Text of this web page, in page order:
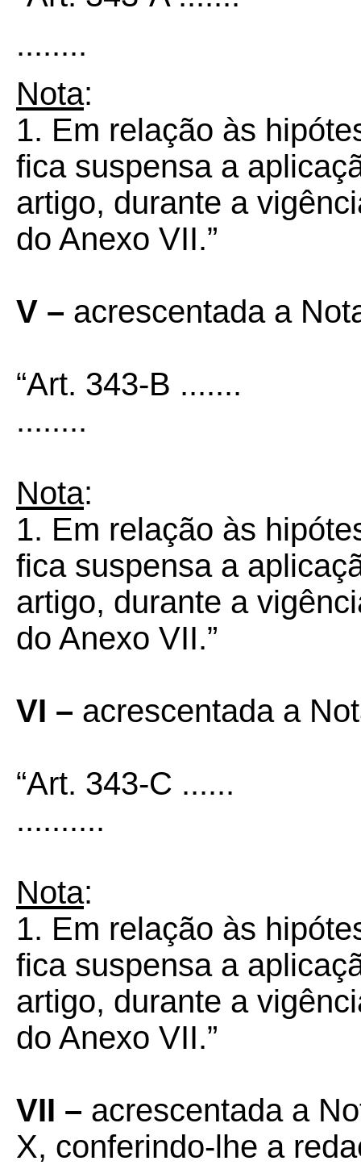
........
Nota:
1. Em relação às
fica suspensa a
artigo, durante a
do Anexo VII.”
V – acrescentada a
“Art. 343-B .......
........
Nota:
1. Em relação às
fica suspensa a
artigo, durante a
do Anexo VII.”
VI – acrescentada a
“Art. 343-C ......
..........
Nota:
1. Em relação às
fica suspensa a
artigo, durante a
do Anexo VII.”
VII – acrescentada a
X, conferindo-lhe a